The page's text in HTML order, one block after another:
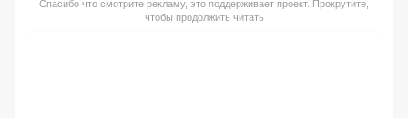
Спасибо что смотрите рекламу, это поддерживает проект. Прокрутите,
чтобы продолжить читать